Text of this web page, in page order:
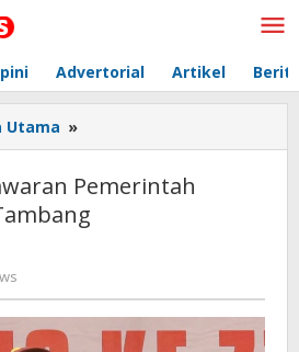
Advertorial Artikel
Utama »
Tolak
Pemerintah
Izinkan
Pemerintah